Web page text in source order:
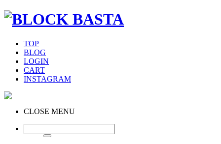
TOP
BLOG
LOGIN
CART
INSTAGRAM
CLOSE MENU